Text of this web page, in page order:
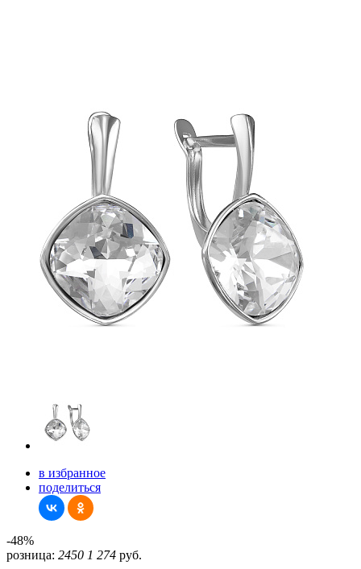
в избранное
поделиться
-48%
розница: 2450 1 274 руб.